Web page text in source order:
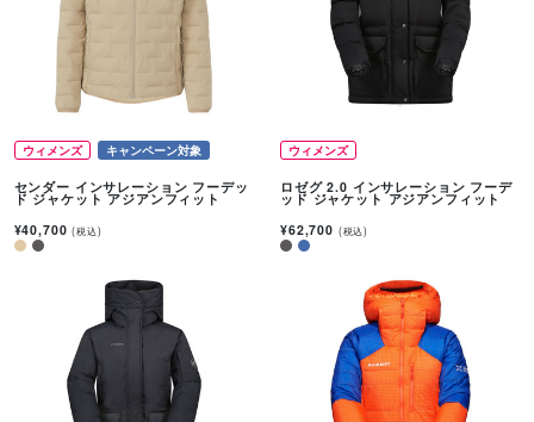
ウィメンズ キャンペーン対象
センダー インサレーション フーデッ
ド ジャケット アジアンフィット
¥40,700(税込)
ウィメンズ
ロゼグ 2.0 インサレーション フーデ
ッド ジャケット アジアンフィット
¥62,700 (税込)